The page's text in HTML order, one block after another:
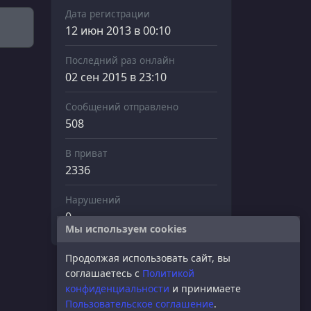
Дата регистрации
12 июн 2013 в 00:10
Последний раз онлайн
02 сен 2015 в 23:10
Сообщений отправлено
508
В приват
2336
Нарушений
0
Мы используем cookies
Продолжая использовать сайт, вы
соглашаетесь с Политикой
конфиденциальности и принимаете
Пользовательское соглашение.